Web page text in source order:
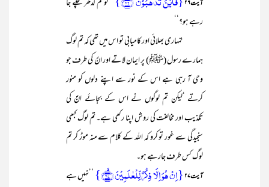
آیت۲۶
’’تو تم کدھر چلے جا
رہے ہو؟‘‘
تمہاری بھلائی اور کامیابی تو اس میں تھی کہ تم لوگ
ہمارے رسول (ﷺ) پر ایمان لاتے اور انؐ کی طرف جو
وحی آ رہی ہے اس کے نور سے اپنے دلوں کو منور
کرتے ‘لیکن تم لوگوں نے اس کے بجائے انؐ کی
تکذیب اور مخالفت کی روش اپنا رکھی ہے۔ تم لوگ کبھی
سنجیدگی سے غور تو کرو کہ اللہ کے کلام سے منہ موڑ کر تم
لوگ کس طرف جارہے ہو۔
آیت ۲۷ {اِنۡ ہُوَ اِلَّا ذِکۡرٌ لِّلۡعٰلَمِیۡنَ ﴿ۙ۲۷﴾}
’’نہیں ہے